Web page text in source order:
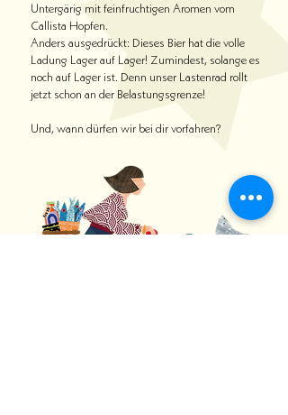
Untergärig mit feinfruchtigen Aromen vom
Callista Hopfen.
Anders ausgedrückt: Dieses Bier hat die volle
Ladung Lager auf Lager! Zumindest, solange es
noch auf Lager ist. Denn unser Lastenrad rollt
jetzt schon an der Belastungsgrenze!
Und, wann dürfen wir bei dir vorfahren?